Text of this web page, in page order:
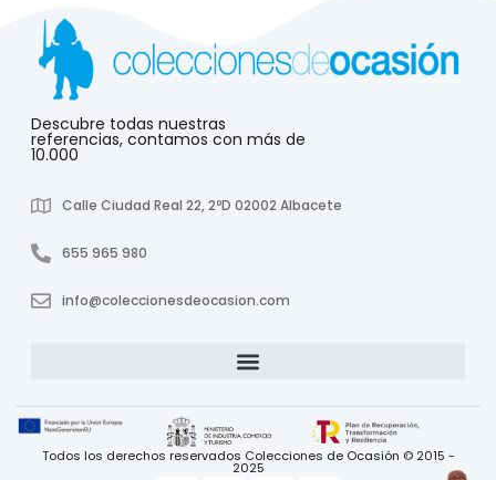
Descubre todas nuestras
referencias, contamos con más de
10.000
Calle Ciudad Real 22, 2ºD 02002 Albacete
655 965 980
info@coleccionesdeocasion.com
Todos los derechos reservados Colecciones de Ocasión © 2015 -
2025